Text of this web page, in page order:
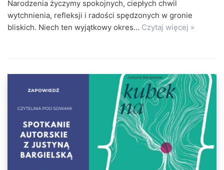
Narodzenia życzymy spokojnych, ciepłych chwil
wytchnienia, refleksji i radości spędzonych w gronie
bliskich. Niech ten wyjątkowy okres… Czytaj więcej »